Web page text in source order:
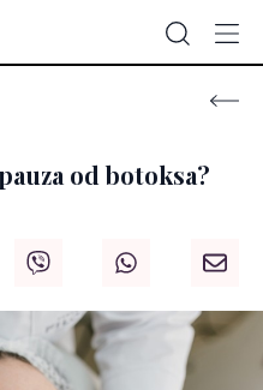
od botoksa?